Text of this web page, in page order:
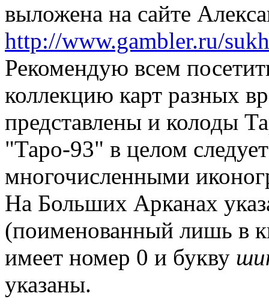
выложена на сайте
http://www.gambler.ru/
Рекомендую всем
коллекцию карт разных
представлены и колоды
"Таро-93" в целом
многочисленными
На Больших Арканах
(поименованный лишь в
имеет номер 0 и букву
указаны.